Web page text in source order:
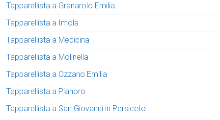
Tapparellista a Granarolo Emilia
Tapparellista a Imola
Tapparellista a Medicina
Tapparellista a Molinella
Tapparellista a Ozzano Emilia
Tapparellista a Pianoro
Tapparellista a San Giovanni in Persiceto